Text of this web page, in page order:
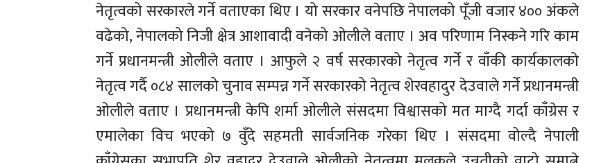
नेतृत्वको सरकारले गर्ने वताएका थिए । यो सरकार वनेपछि नेपालको पूँजी वजार ४०० अंकले
वढेको, नेपालको निजी क्षेत्र आशावादी वनेको ओलीले वताए । अव परिणाम निस्कने गरि काम
गर्ने प्रधानमन्त्री ओलीले वताए । आफुले २ वर्ष सरकारको नेतृत्व गर्ने र वाँकी कार्यकालको
नेतृत्व गर्दै ०८४ सालको चुनाव सम्पन्न गर्ने सरकारको नेतृत्व शेरवहादुर देउवाले गर्ने प्रधानमन्त्री
ओलीले वताए । प्रधानमन्त्री केपि शर्मा ओलीले संसदमा विश्वासको मत माग्दै गर्दा काँग्रेस र
एमालेका विच भएको ७ वुँदे सहमती सार्वजनिक गरेका थिए । संसदमा वोल्दै नेपाली